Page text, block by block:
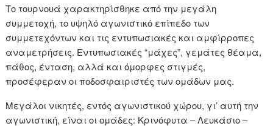
Το τουρνουά χαρακτηρίσθηκε από την μεγάλη
συμμετοχή, το υψηλό αγωνιστικό επίπεδο των
συμμετεχόντων και τις εντυπωσιακές και αμφίρροπες
αναμετρήσεις. Εντυπωσιακές “μάχες”, γεμάτες θέαμα,
πάθος, ένταση, αλλά και όμορφες στιγμές,
προσέφεραν οι ποδοσφαιριστές των ομάδων μας.
Μεγάλοι νικητές, εντός αγωνιστικού χώρου, γι’ αυτή την
αγωνιστική, είναι οι ομάδες: Κρινόφυτα – Λευκάσιο –